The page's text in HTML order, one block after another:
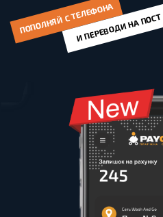
ПОПОЛНЯЙ С ТЕЛЕФОНАИ ПЕРЕВОДИ НА ПОСТ